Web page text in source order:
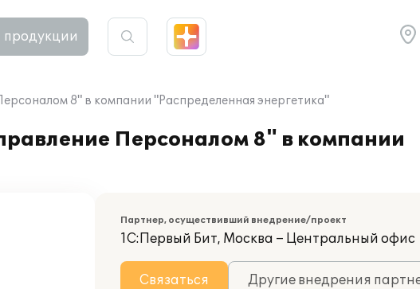
8" в компании "Распределенная энергетика"
Персоналом 8" в компании
Партнер, осуществивший внедрение/проект
1С:Первый Бит, Москва – Центральный офис
Связаться Другие внедрения